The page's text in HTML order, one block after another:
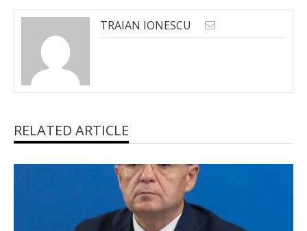
TRAIAN IONESCU
RELATED ARTICLE